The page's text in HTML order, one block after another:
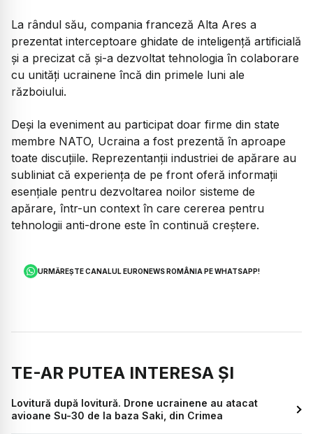
La rândul său, compania franceză Alta Ares a
prezentat interceptoare ghidate de inteligență artificială
și a precizat că și-a dezvoltat tehnologia în colaborare
cu unități ucrainene încă din primele luni ale
războiului.
Deși la eveniment au participat doar firme din state
membre NATO, Ucraina a fost prezentă în aproape
toate discuțiile. Reprezentanții industriei de apărare au
subliniat că experiența de pe front oferă informații
esențiale pentru dezvoltarea noilor sisteme de
apărare, într-un context în care cererea pentru
tehnologii anti-drone este în continuă creștere.
URMĂREȘTE CANALUL EURONEWS ROMÂNIA PE WHATSAPP!
TE-AR PUTEA INTERESA ȘI
Lovitură după lovitură. Drone ucrainene au atacat
avioane Su-30 de la baza Saki, din Crimea